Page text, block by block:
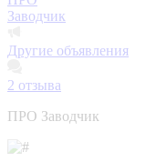
Заводчик
Другие объявления
2 отзыва
ПРО Заводчик